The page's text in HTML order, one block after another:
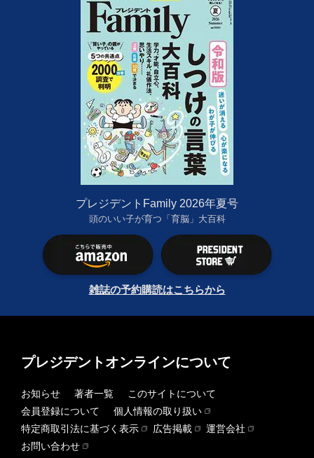
プレジデントFamily 2026年夏号
頭のいい子が育つ「育脳」大百科
雑誌の予約購読はこちらから
プレジデントオンラインについて
お知らせ 著者一覧
このサイトについて
会員登録について
個人情報の取り扱い
特定商取引法に基づく表示
広告掲載
運営会社
お問い合わせ